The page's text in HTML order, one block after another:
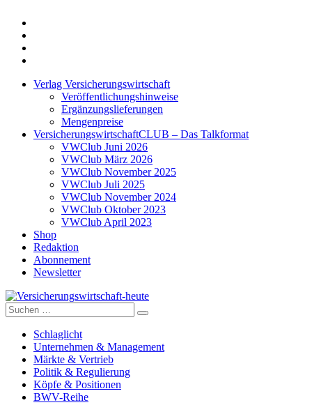
Verlag Versicherungswirtschaft
Veröffentlichungshinweise
Ergänzungslieferungen
Mengenpreise
VersicherungswirtschaftCLUB – Das Talkformat
VWClub Juni 2026
VWClub März 2026
VWClub November 2025
VWClub Juli 2025
VWClub November 2024
VWClub Oktober 2023
VWClub April 2023
Shop
Redaktion
Abonnement
Newsletter
Versicherungswirtschaft-heute
Suche
nach:
Schlaglicht
Unternehmen & Management
Märkte & Vertrieb
Politik & Regulierung
Köpfe & Positionen
BWV-Reihe